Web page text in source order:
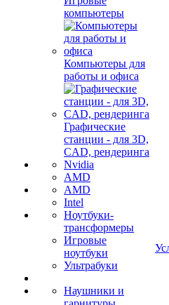
компьютеры
Компьютеры для
работы и офиса
Графические
станции - для 3D,
CAD, рендеринга
Nvidia
AMD
AMD
Intel
Ноутбуки-
трансформеры
Игровые
ноутбуки
Ультрабуки
Наушники и